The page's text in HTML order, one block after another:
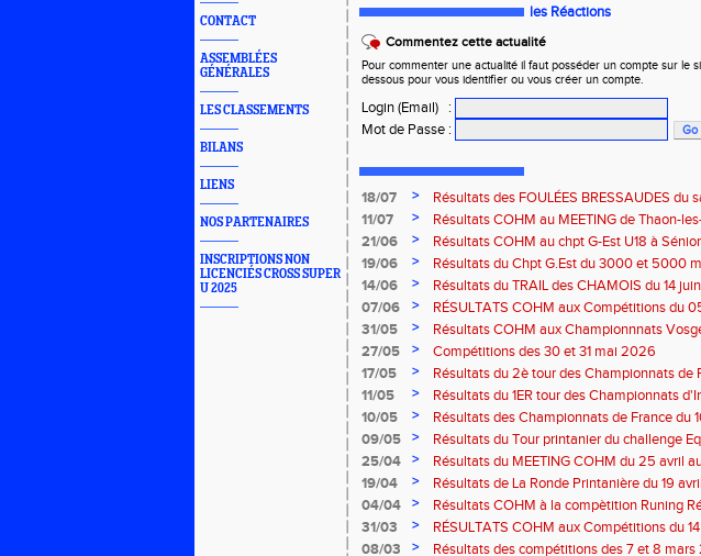
CONTACT
ASSEMBLÉES
GÉNÉRALES
LES CLASSEMENTS
BILANS
LIENS
NOS PARTENAIRES
INSCRIPTIONS NON
LICENCIÉS CROSS SUPER
U 2025
les Réactions
Commentez cette actualité
Pour commenter une actualité il faut posséder un compte sur le
dessous pour vous identifier ou vous créer un compte.
Login (Email)
:
Mot de Passe :
18/07 >
Résultats des FOULÉES BRESSAUDES du
Bresse
11/07 >
Résultats COHM au MEETING de Thaon-
2026
21/06 >
Résultats COHM au chpt G-Est U18 à
2026
19/06 >
Résultats du Chpt G.Est du 3000 et 5000
Amneville
14/06 >
Résultats du TRAIL des CHAMOIS du 14
Moselotte
07/06 >
RÉSULTATS COHM aux Compétitions du
31/05
>
Résultats COHM aux Championnnats
Masters du 31 mai 2026 à Remiremont
27/05 >
Compétitions des 30 et 31 mai 2026
17/05
>
Résultats du 2è tour des Championnats de
région G-Est du 17 mai 2025 à Bischwiller-
11/05 >
Résultats du 1ER tour des Championnats
Thaon-les Vosges
10/05 >
Résultats des Championnats de France du
Marathon du 10 mai à Troyes
09/05 >
Résultats du Tour printanier du challenge
25/04
>
Résultats du MEETING COHM du 25 avril
19/04
>
Résultats de La Ronde Printanière du 19
route de Belfort
04/04 >
Résultats COHM à la compètition Runing
court" des 4 et 5 avril à Toul
31/03 >
RÉSULTATS COHM aux Compétitions du
08/03
>
Résultats des compétitions des 7 et 8